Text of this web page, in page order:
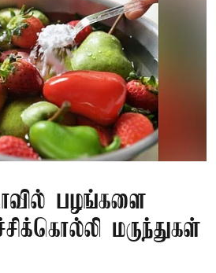
பழங்களை
மருந்துகள்